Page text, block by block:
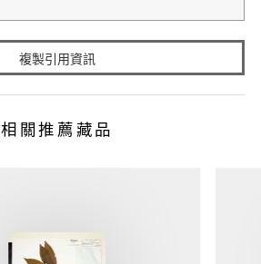
複製引用資訊
相關推薦藏品